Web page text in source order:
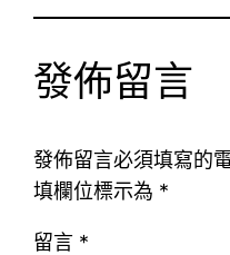
發佈留言
發佈留言必須填寫的
填欄位標示為 *
留言 *